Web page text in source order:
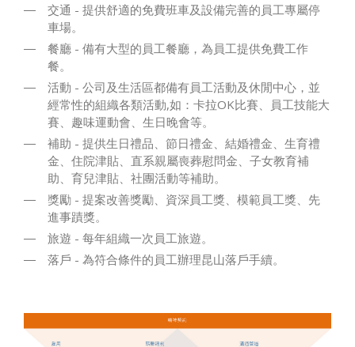
交通 - 提供舒適的免費班車及設備完善的員工專屬停
車場。
餐廳 - 備有大型的員工餐廳，為員工提供免費工作
餐。
活動 - 公司及生活區都備有員工活動及休閒中心，並
經常性的組織各類活動,如：卡拉OK比賽、員工技能大
賽、趣味運動會、生日晚會等。
補助 - 提供生日禮品、節日禮金、結婚禮金、生育禮
金、住院津貼、直系親屬喪葬慰問金、子女教育補
助、育兒津貼、社團活動等補助。
獎勵 - 提案改善獎勵、資深員工獎、模範員工獎、先
進事蹟獎。
旅遊 - 每年組織一次員工旅遊。
落戶 - 為符合條件的員工辦理昆山落戶手續。